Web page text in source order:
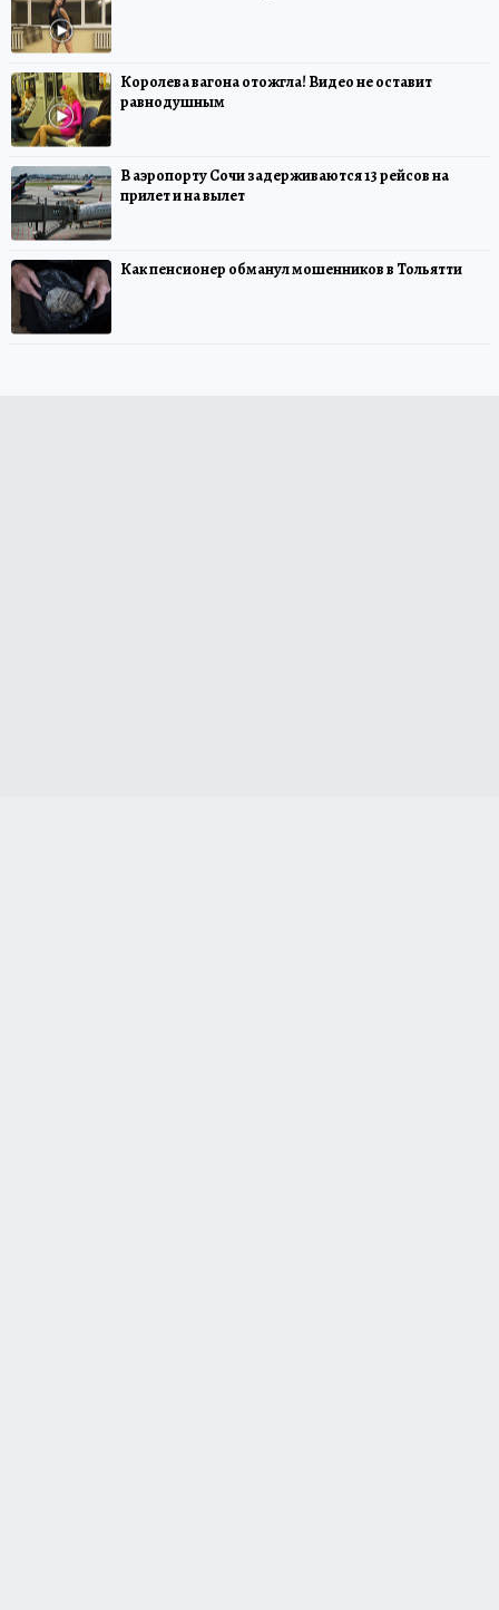
Королева вагона отожгла! Видео не оставит
равнодушным
В аэропорту Сочи задерживаются 13 рейсов на
прилет и на вылет
Как пенсионер обманул мошенников в Тольятти